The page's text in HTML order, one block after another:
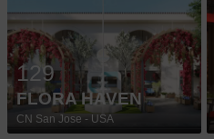
129
FLORA HAVEN
CN San Jose - USA